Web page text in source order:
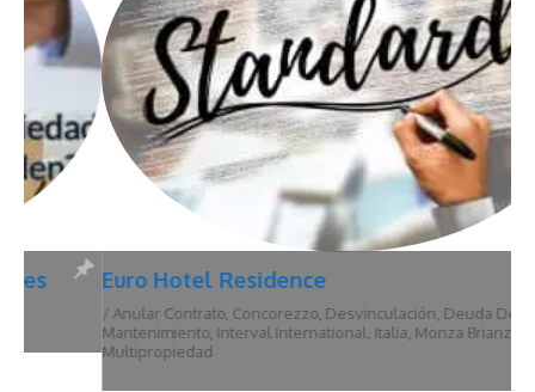
Euro Hotel Residence
Anular Contrato,Concorezzo,Desvinculación,Deuda De
Mantenimiento,Interval International,Italia,Monza Brianza,
Multipropiedad